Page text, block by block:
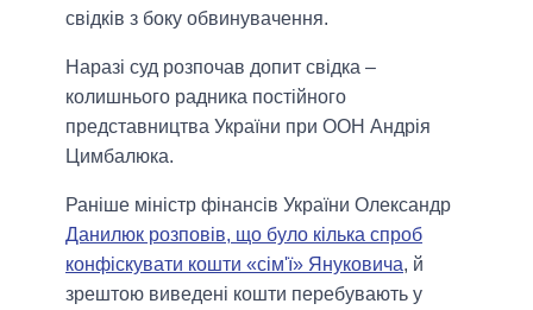
свідків з боку обвинувачення.
Наразі суд розпочав допит свідка –
колишнього радника постійного
представництва України при ООН Андрія
Цимбалюка.
Раніше міністр фінансів України Олександр
Данилюк розповів, що було кілька спроб
конфіскувати кошти «сім'ї» Януковича, й
зрештою виведені кошти перебувають у